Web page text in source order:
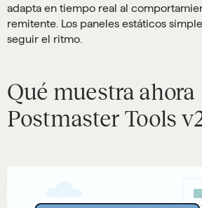
adapta en tiempo real al
remitente. Los paneles estáticos
seguir el ritmo.
Qué muestra ahora
Postmaster Tools